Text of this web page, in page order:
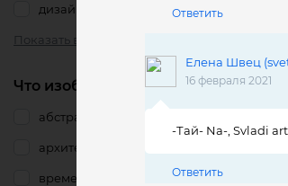
дизайн
Показать все
Что изображено
абстракция
архитектура
времена года
Ответить
Елена Швец
16 февраля 2021
-Тай- Nа-, Svladi
Ответить